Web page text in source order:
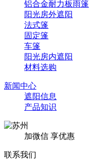
铝合金耐力板雨篷
阳光房外遮阳
法式篷
固定篷
车篷
阳光房内遮阳
材料选购
新闻中心
遮阳信息
产品知识
加微信 享优惠
联系我们